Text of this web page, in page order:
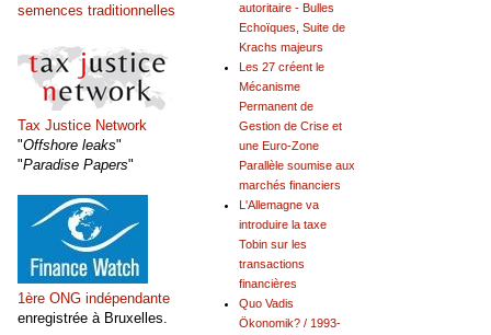
autoritaire - Bulles
Echoïques, Suite de
Krachs majeurs
Les 27 créent le
Mécanisme
Permanent de
Gestion de Crise et
une Euro-Zone
Parallèle soumise aux
marchés financiers
L'Allemagne va
introduire la taxe
Tobin sur les
transactions
financières
Quo Vadis
Ökonomik? / 1993-
semences traditionnelles
Tax Justice Network
"Offshore leaks"
"Paradise Papers"
1ère ONG indépendante
enregistrée à Bruxelles.